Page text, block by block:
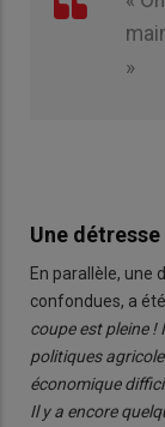
»
Une
En parallèle, une
confondues, a
coupe est pleine !
politiques
économique
Il y a encore